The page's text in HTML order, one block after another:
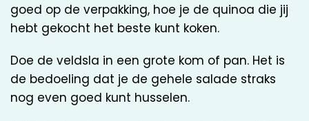
goed op de verpakking, hoe je de quinoa die jij
hebt gekocht het beste kunt koken.
Doe de veldsla in een grote kom of pan. Het is
de bedoeling dat je de gehele salade straks
nog even goed kunt husselen.